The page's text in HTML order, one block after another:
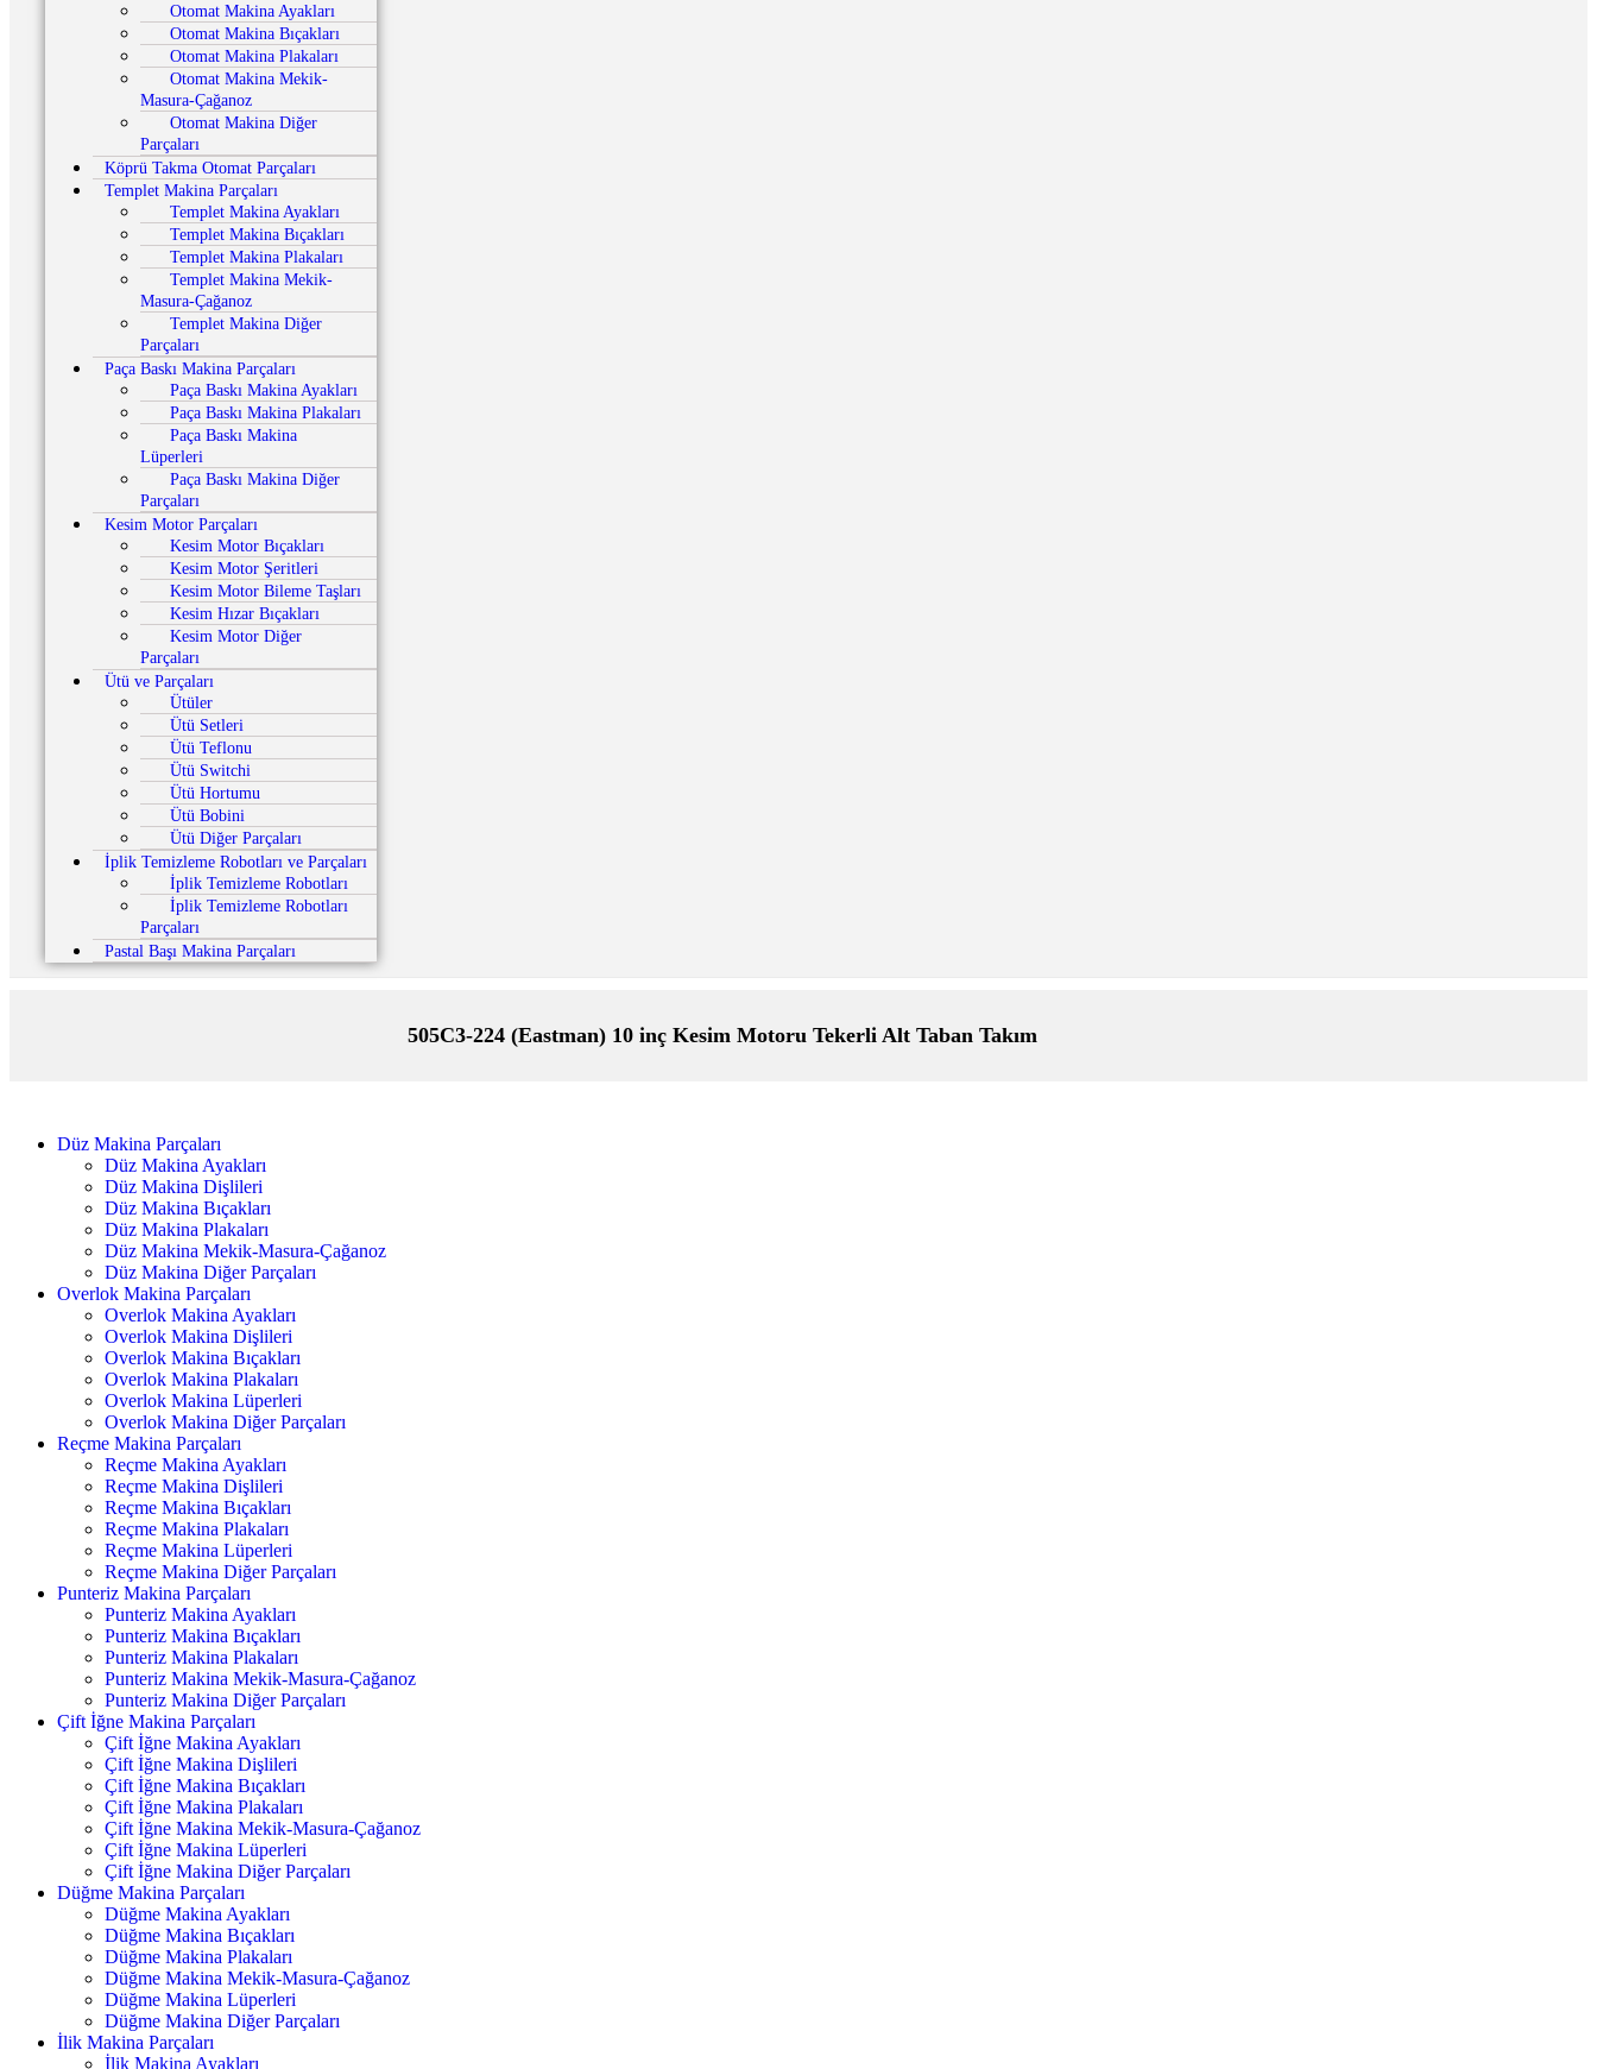
Otomat Makina Ayakları
Otomat Makina Bıçakları
Otomat Makina Plakaları
Otomat Makina Mekik-
Masura-Çağanoz
Otomat Makina Diğer
Parçaları
Köprü Takma Otomat Parçaları
Templet Makina Parçaları
Templet Makina Ayakları
Templet Makina Bıçakları
Templet Makina Plakaları
Templet Makina Mekik-
Masura-Çağanoz
Templet Makina Diğer
Parçaları
Paça Baskı Makina Parçaları
Paça Baskı Makina Ayakları
Paça Baskı Makina Plakaları
Paça Baskı Makina
Lüperleri
Paça Baskı Makina Diğer
Parçaları
Kesim Motor Parçaları
Kesim Motor Bıçakları
Kesim Motor Şeritleri
Kesim Motor Bileme Taşları
Kesim Hızar Bıçakları
Kesim Motor Diğer
Parçaları
Ütü ve Parçaları
Ütüler
Ütü Setleri
Ütü Teflonu
Ütü Switchi
Ütü Hortumu
Ütü Bobini
Ütü Diğer Parçaları
İplik Temizleme Robotları ve Parçaları
İplik Temizleme Robotları
İplik Temizleme Robotları
Parçaları
Pastal Başı Makina Parçaları
505C3-224 (Eastman) 10 inç Kesim Motoru Tekerli Alt Taban Takım
Düz Makina Parçaları
Düz Makina Ayakları
Düz Makina Dişlileri
Düz Makina Bıçakları
Düz Makina Plakaları
Düz Makina Mekik-Masura-Çağanoz
Düz Makina Diğer Parçaları
Overlok Makina Parçaları
Overlok Makina Ayakları
Overlok Makina Dişlileri
Overlok Makina Bıçakları
Overlok Makina Plakaları
Overlok Makina Lüperleri
Overlok Makina Diğer Parçaları
Reçme Makina Parçaları
Reçme Makina Ayakları
Reçme Makina Dişlileri
Reçme Makina Bıçakları
Reçme Makina Plakaları
Reçme Makina Lüperleri
Reçme Makina Diğer Parçaları
Punteriz Makina Parçaları
Punteriz Makina Ayakları
Punteriz Makina Bıçakları
Punteriz Makina Plakaları
Punteriz Makina Mekik-Masura-Çağanoz
Punteriz Makina Diğer Parçaları
Çift İğne Makina Parçaları
Çift İğne Makina Ayakları
Çift İğne Makina Dişlileri
Çift İğne Makina Bıçakları
Çift İğne Makina Plakaları
Çift İğne Makina Mekik-Masura-Çağanoz
Çift İğne Makina Lüperleri
Çift İğne Makina Diğer Parçaları
Düğme Makina Parçaları
Düğme Makina Ayakları
Düğme Makina Bıçakları
Düğme Makina Plakaları
Düğme Makina Mekik-Masura-Çağanoz
Düğme Makina Lüperleri
Düğme Makina Diğer Parçaları
İlik Makina Parçaları
İlik Makina Ayakları